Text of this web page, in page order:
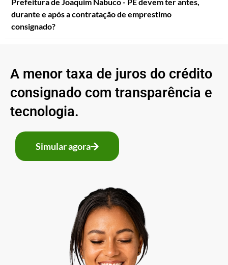
durante e após a contratação de emprestimo
consignado?
A menor taxa de juros do crédito
consignado com transparência e
tecnologia.
Simular agora